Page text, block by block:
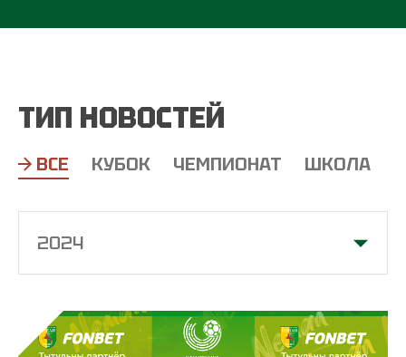
2024
ТИП НОВОСТЕЙ
ВСЕ КУБОК ЧЕМПИОНАТ ШКОЛА